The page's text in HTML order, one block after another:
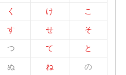
く け こ
す せ そ
つ て と
ぬ ね の